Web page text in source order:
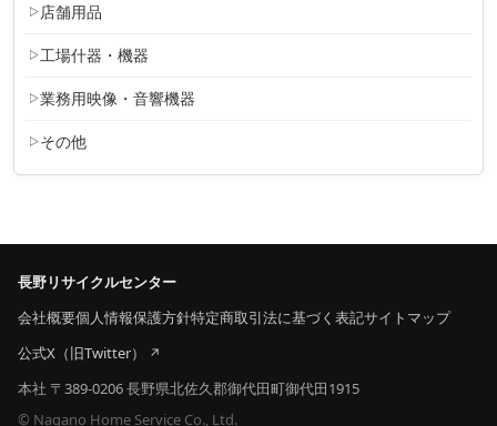
店舗用品
工場什器・機器
業務用映像・音響機器
その他
長野リサイクルセンター
会社概要個人情報保護方針特定商取引法に基づく表記サイトマップ
公式X（旧Twitter）
本社 〒389-0206 長野県北佐久郡御代田町御代田1915
© Nagano Home Service Co., Ltd.